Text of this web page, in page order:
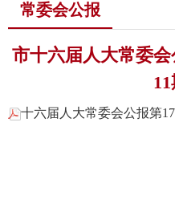
常委会公报
市十六届人大常委
11
十六届人大常委会公报第